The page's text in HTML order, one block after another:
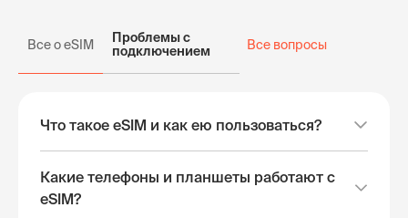
Все о eSIM
Проблемы с
подключением
Все вопросы
Что такое eSIM и как ею пользоваться?
Какие телефоны и планшеты работают с
eSIM?